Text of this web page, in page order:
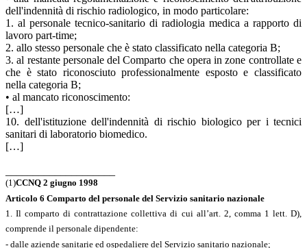
dell'indennità di rischio radiologico, in modo particolare:
1. al personale tecnico-sanitario di radiologia medica a rapporto di
lavoro part-time;
2. allo stesso personale che è stato classificato nella categoria B;
3. al restante personale del Comparto che opera in zone controllate e
che è stato riconosciuto professionalmente esposto e classificato
nella categoria B;
• al mancato riconoscimento:
[…]
10. dell'istituzione dell'indennità di rischio biologico per i tecnici
sanitari di laboratorio biomedico.
[…]
(1)CCNQ 2 giugno 1998
Articolo 6 Comparto del personale del Servizio sanitario nazionale
1. Il comparto di contrattazione collettiva di cui all’art. 2, comma 1 lett. D),
comprende il personale dipendente:
- dalle aziende sanitarie ed ospedaliere del Servizio sanitario nazionale;